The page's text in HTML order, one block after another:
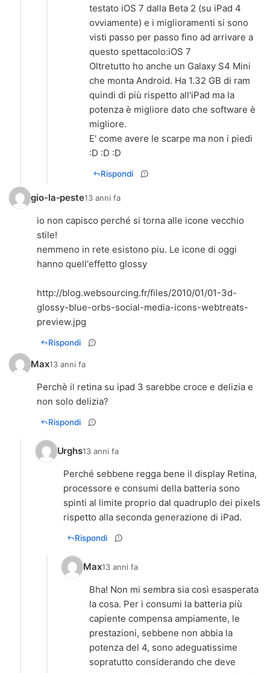
testato iOS 7 dalla Beta 2 (su iPad 4
ovviamente) e i miglioramenti si sono
visti passo per passo fino ad arrivare a
questo spettacolo:iOS 7
Oltretutto ho anche un Galaxy S4 Mini
che monta Android. Ha 1.32 GB di ram
quindi di più rispetto all'iPad ma la
potenza è migliore dato che software è
migliore.
E' come avere le scarpe ma non i piedi
:D :D :D
Rispondi
gio-la-peste13 anni fa
io non capisco perché si torna alle icone vecchio
stile!
nemmeno in rete esistono piu. Le icone di oggi
hanno quell'effetto glossy
http://blog.websourcing.fr/files/2010/01/01-3d-
glossy-blue-orbs-social-media-icons-webtreats-
preview.jpg
Rispondi
Max13 anni fa
Perchè il retina su ipad 3 sarebbe croce e delizia e
non solo delizia?
Rispondi
Urghs13 anni fa
Perché sebbene regga bene il display Retina,
processore e consumi della batteria sono
spinti al limite proprio dal quadruplo dei pixels
rispetto alla seconda generazione di iPad.
Rispondi
Max13 anni fa
Bha! Non mi sembra sia così esasperata
la cosa. Per i consumi la batteria più
capiente compensa ampiamente, le
prestazioni, sebbene non abbia la
potenza del 4, sono adeguatissime
sopratutto considerando che deve